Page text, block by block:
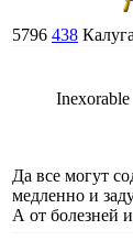
5796 438 Калуга
Inexorable
Да все могут
медленно и
А от болезней